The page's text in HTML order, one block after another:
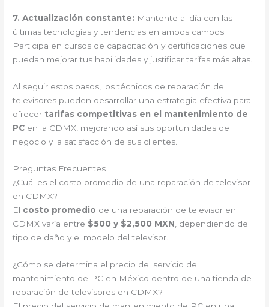
7.Actualización constante: Mantente al día con las
últimas tecnologías y tendencias en ambos campos.
Participa en cursos de capacitación y certificaciones que
puedan mejorar tus habilidades y justificar tarifas más altas.
Al seguir estos pasos, los técnicos de reparación de
televisores pueden desarrollar una estrategia efectiva para
ofrecer tarifas competitivas en el mantenimiento de
PC en la CDMX, mejorando así sus oportunidades de
negocio y la satisfacción de sus clientes.
Preguntas Frecuentes
¿Cuál es el costo promedio de una reparación de televisor
en CDMX?
El costo promedio de una reparación de televisor en
CDMX varía entre $500 y $2,500 MXN , dependiendo del
tipo de daño y el modelo del televisor.
¿Cómo se determina el precio del servicio de
mantenimiento de PC en México dentro de una tienda de
reparación de televisores en CDMX?